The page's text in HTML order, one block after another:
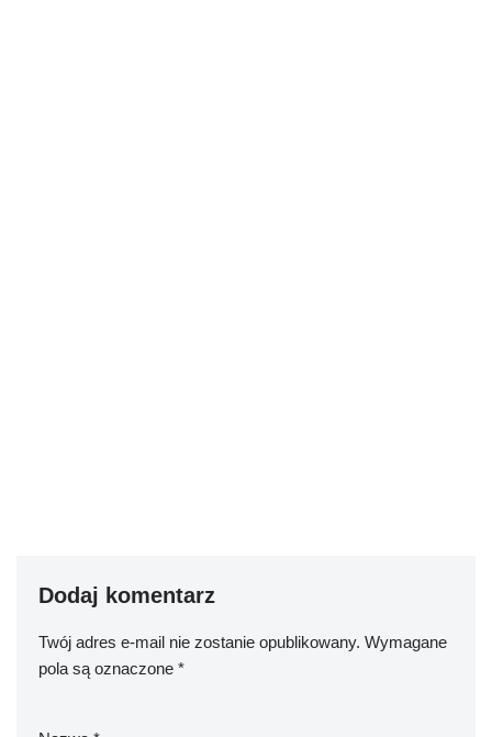
Dodaj komentarz
Twój adres e-mail nie zostanie opublikowany. Wymagane
pola są oznaczone *